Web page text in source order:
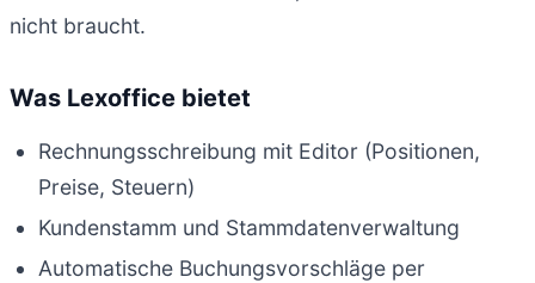
nicht braucht.
Was Lexoffice bietet
Rechnungsschreibung mit Editor (Positionen,
Preise, Steuern)
Kundenstamm und Stammdatenverwaltung
Automatische Buchungsvorschläge per